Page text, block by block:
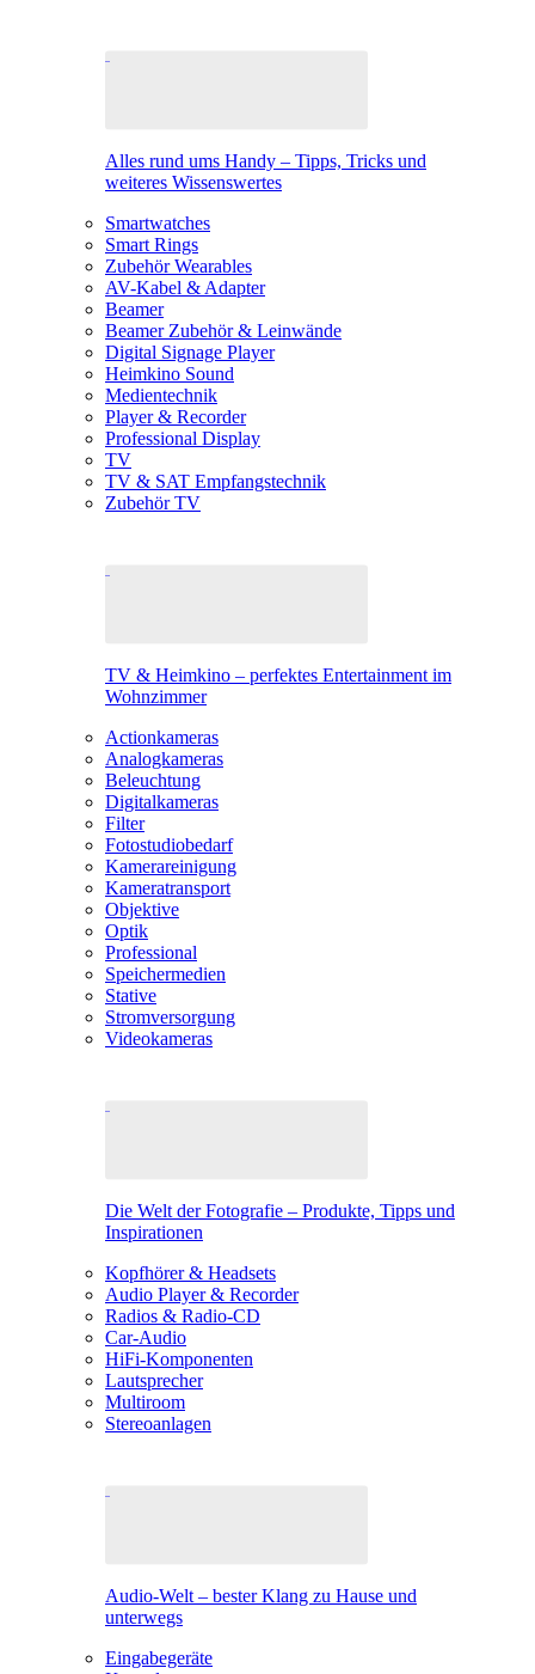
Alles rund ums Handy – Tipps, Tricks und
weiteres Wissenswertes
Smartwatches
Smart Rings
Zubehör Wearables
AV-Kabel & Adapter
Beamer
Beamer Zubehör & Leinwände
Digital Signage Player
Heimkino Sound
Medientechnik
Player & Recorder
Professional Display
TV
TV & SAT Empfangstechnik
Zubehör TV
TV & Heimkino – perfektes Entertainment im
Wohnzimmer
Actionkameras
Analogkameras
Beleuchtung
Digitalkameras
Filter
Fotostudiobedarf
Kamerareinigung
Kameratransport
Objektive
Optik
Professional
Speichermedien
Stative
Stromversorgung
Videokameras
Die Welt der Fotografie – Produkte, Tipps und
Inspirationen
Kopfhörer & Headsets
Audio Player & Recorder
Radios & Radio-CD
Car-Audio
HiFi-Komponenten
Lautsprecher
Multiroom
Stereoanlagen
Audio-Welt – bester Klang zu Hause und
unterwegs
Eingabegeräte